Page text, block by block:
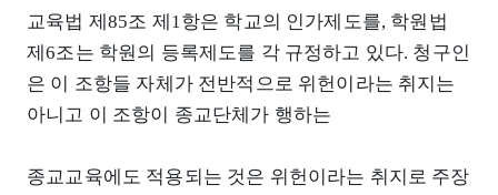
교육법 제85조 제1항은 학교의 인가제도를, 학원법
제6조는 학원의 등록제도를 각 규정하고 있다. 청구인
은 이 조항들 자체가 전반적으로 위헌이라는 취지는
아니고 이 조항이 종교단체가 행하는
종교교육에도 적용되는 것은 위헌이라는 취지로 주장